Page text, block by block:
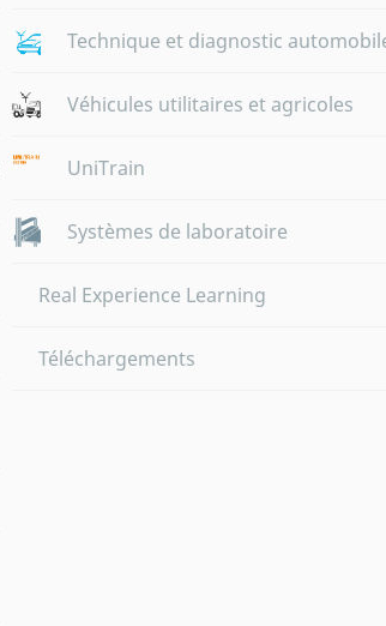
Technique et diagnostic
Véhicules utilitaires et agricoles
UniTrain
Systèmes de laboratoire
Real Experience Learning
Téléchargements